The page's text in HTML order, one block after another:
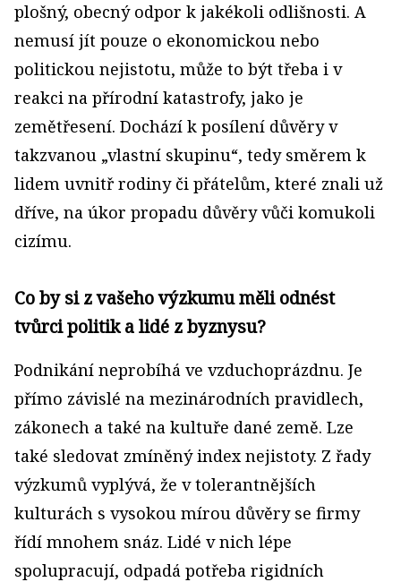
plošný, obecný odpor k jakékoli odlišnosti. A
nemusí jít pouze o ekonomickou nebo
politickou nejistotu, může to být třeba i v
reakci na přírodní katastrofy, jako je
zemětřesení. Dochází k posílení důvěry v
takzvanou „vlastní skupinu“, tedy směrem k
lidem uvnitř rodiny či přátelům, které znali už
dříve, na úkor propadu důvěry vůči komukoli
cizímu.
Co by si z vašeho výzkumu měli odnést
tvůrci politik a lidé z byznysu?
Podnikání neprobíhá ve vzduchoprázdnu. Je
přímo závislé na mezinárodních pravidlech,
zákonech a také na kultuře dané země. Lze
také sledovat zmíněný index nejistoty. Z řady
výzkumů vyplývá, že v tolerantnějších
kulturách s vysokou mírou důvěry se firmy
řídí mnohem snáz. Lidé v nich lépe
spolupracují, odpadá potřeba rigidních